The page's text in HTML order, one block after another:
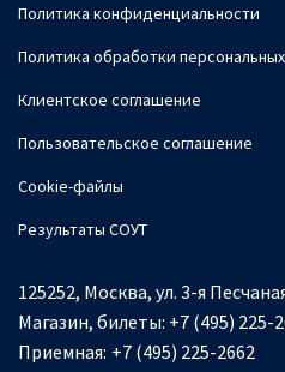
Политика конфиденциальности
Политика обработки
Клиентское соглашение
Пользовательское соглашение
Cookie-файлы
Результаты СОУТ
125252, Москва, ул. 3-я
Магазин, билеты: +7 (495) 225-
Приемная: +7 (495) 225-2662